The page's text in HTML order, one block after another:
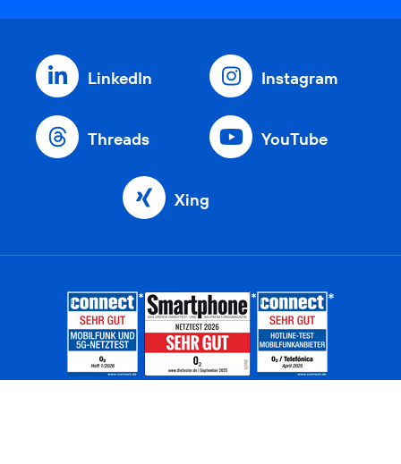
LinkedIn Instagram
Threads YouTube
Xing